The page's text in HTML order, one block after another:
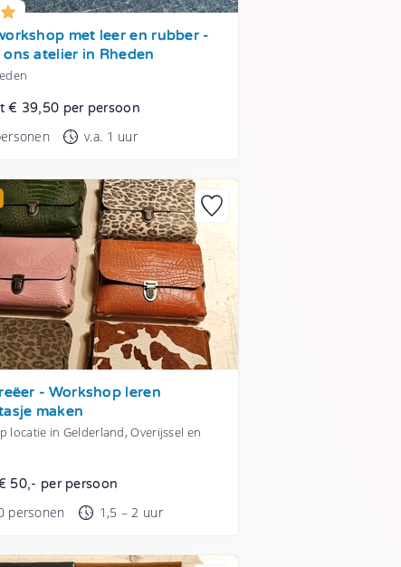
met leer en rubber -
ons atelier in Rheden
€ 39,50 per persoon
v.a. 1 uur
- Workshop leren
maken
locatie in Gelderland, Overijssel en
50,- per persoon
personen 1,5 – 2 uur